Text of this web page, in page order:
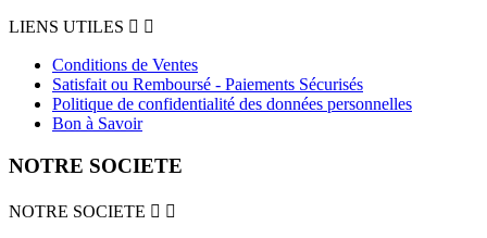
LIENS UTILES  
Conditions de Ventes
Satisfait ou Remboursé - Paiements Sécurisés
Politique de confidentialité des données personnelles
Bon à Savoir
NOTRE SOCIETE
NOTRE SOCIETE  